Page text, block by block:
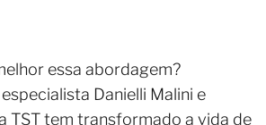
essa abordagem?
Danielli Malini e
TST tem transformado a vida de